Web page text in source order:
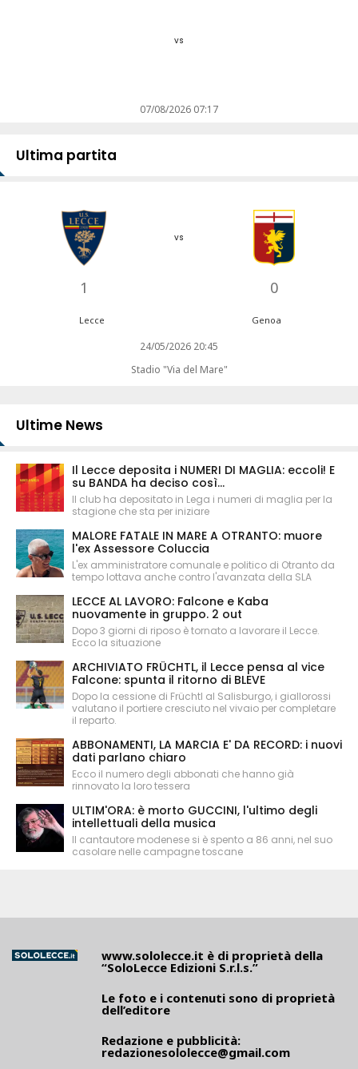
vs
07/08/2026 07:17
Ultima partita
1
vs
0
Lecce Genoa
24/05/2026 20:45
Stadio "Via del Mare"
Ultime News
Il Lecce deposita i NUMERI DI MAGLIA: eccoli! E
su BANDA ha deciso così...
Il club ha depositato in Lega i numeri di maglia per la
stagione che sta per iniziare
MALORE FATALE IN MARE A OTRANTO: muore
l'ex Assessore Coluccia
L'ex amministratore comunale e politico di Otranto da
tempo lottava anche contro l'avanzata della SLA
LECCE AL LAVORO: Falcone e Kaba
nuovamente in gruppo. 2 out
Dopo 3 giorni di riposo è tornato a lavorare il Lecce.
Ecco la situazione
ARCHIVIATO FRÜCHTL, il Lecce pensa al vice
Falcone: spunta il ritorno di BLEVE
Dopo la cessione di Früchtl al Salisburgo, i giallorossi
valutano il portiere cresciuto nel vivaio per completare
il reparto.
ABBONAMENTI, LA MARCIA E' DA RECORD: i nuovi
dati parlano chiaro
Ecco il numero degli abbonati che hanno già
rinnovato la loro tessera
ULTIM'ORA: è morto GUCCINI, l'ultimo degli
intellettuali della musica
Il cantautore modenese si è spento a 86 anni, nel suo
casolare nelle campagne toscane
www.sololecce.it è di proprietà della
“SoloLecce Edizioni S.r.l.s.”
Le foto e i contenuti sono di proprietà
dell’editore
Redazione e pubblicità:
redazionesololecce@gmail.com